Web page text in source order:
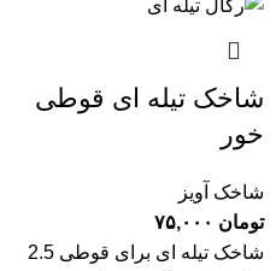
شاخک تیله ای قوطی
خور
شاخک آویز
تومان
شاخک تیله ای برای قوطی 2.5